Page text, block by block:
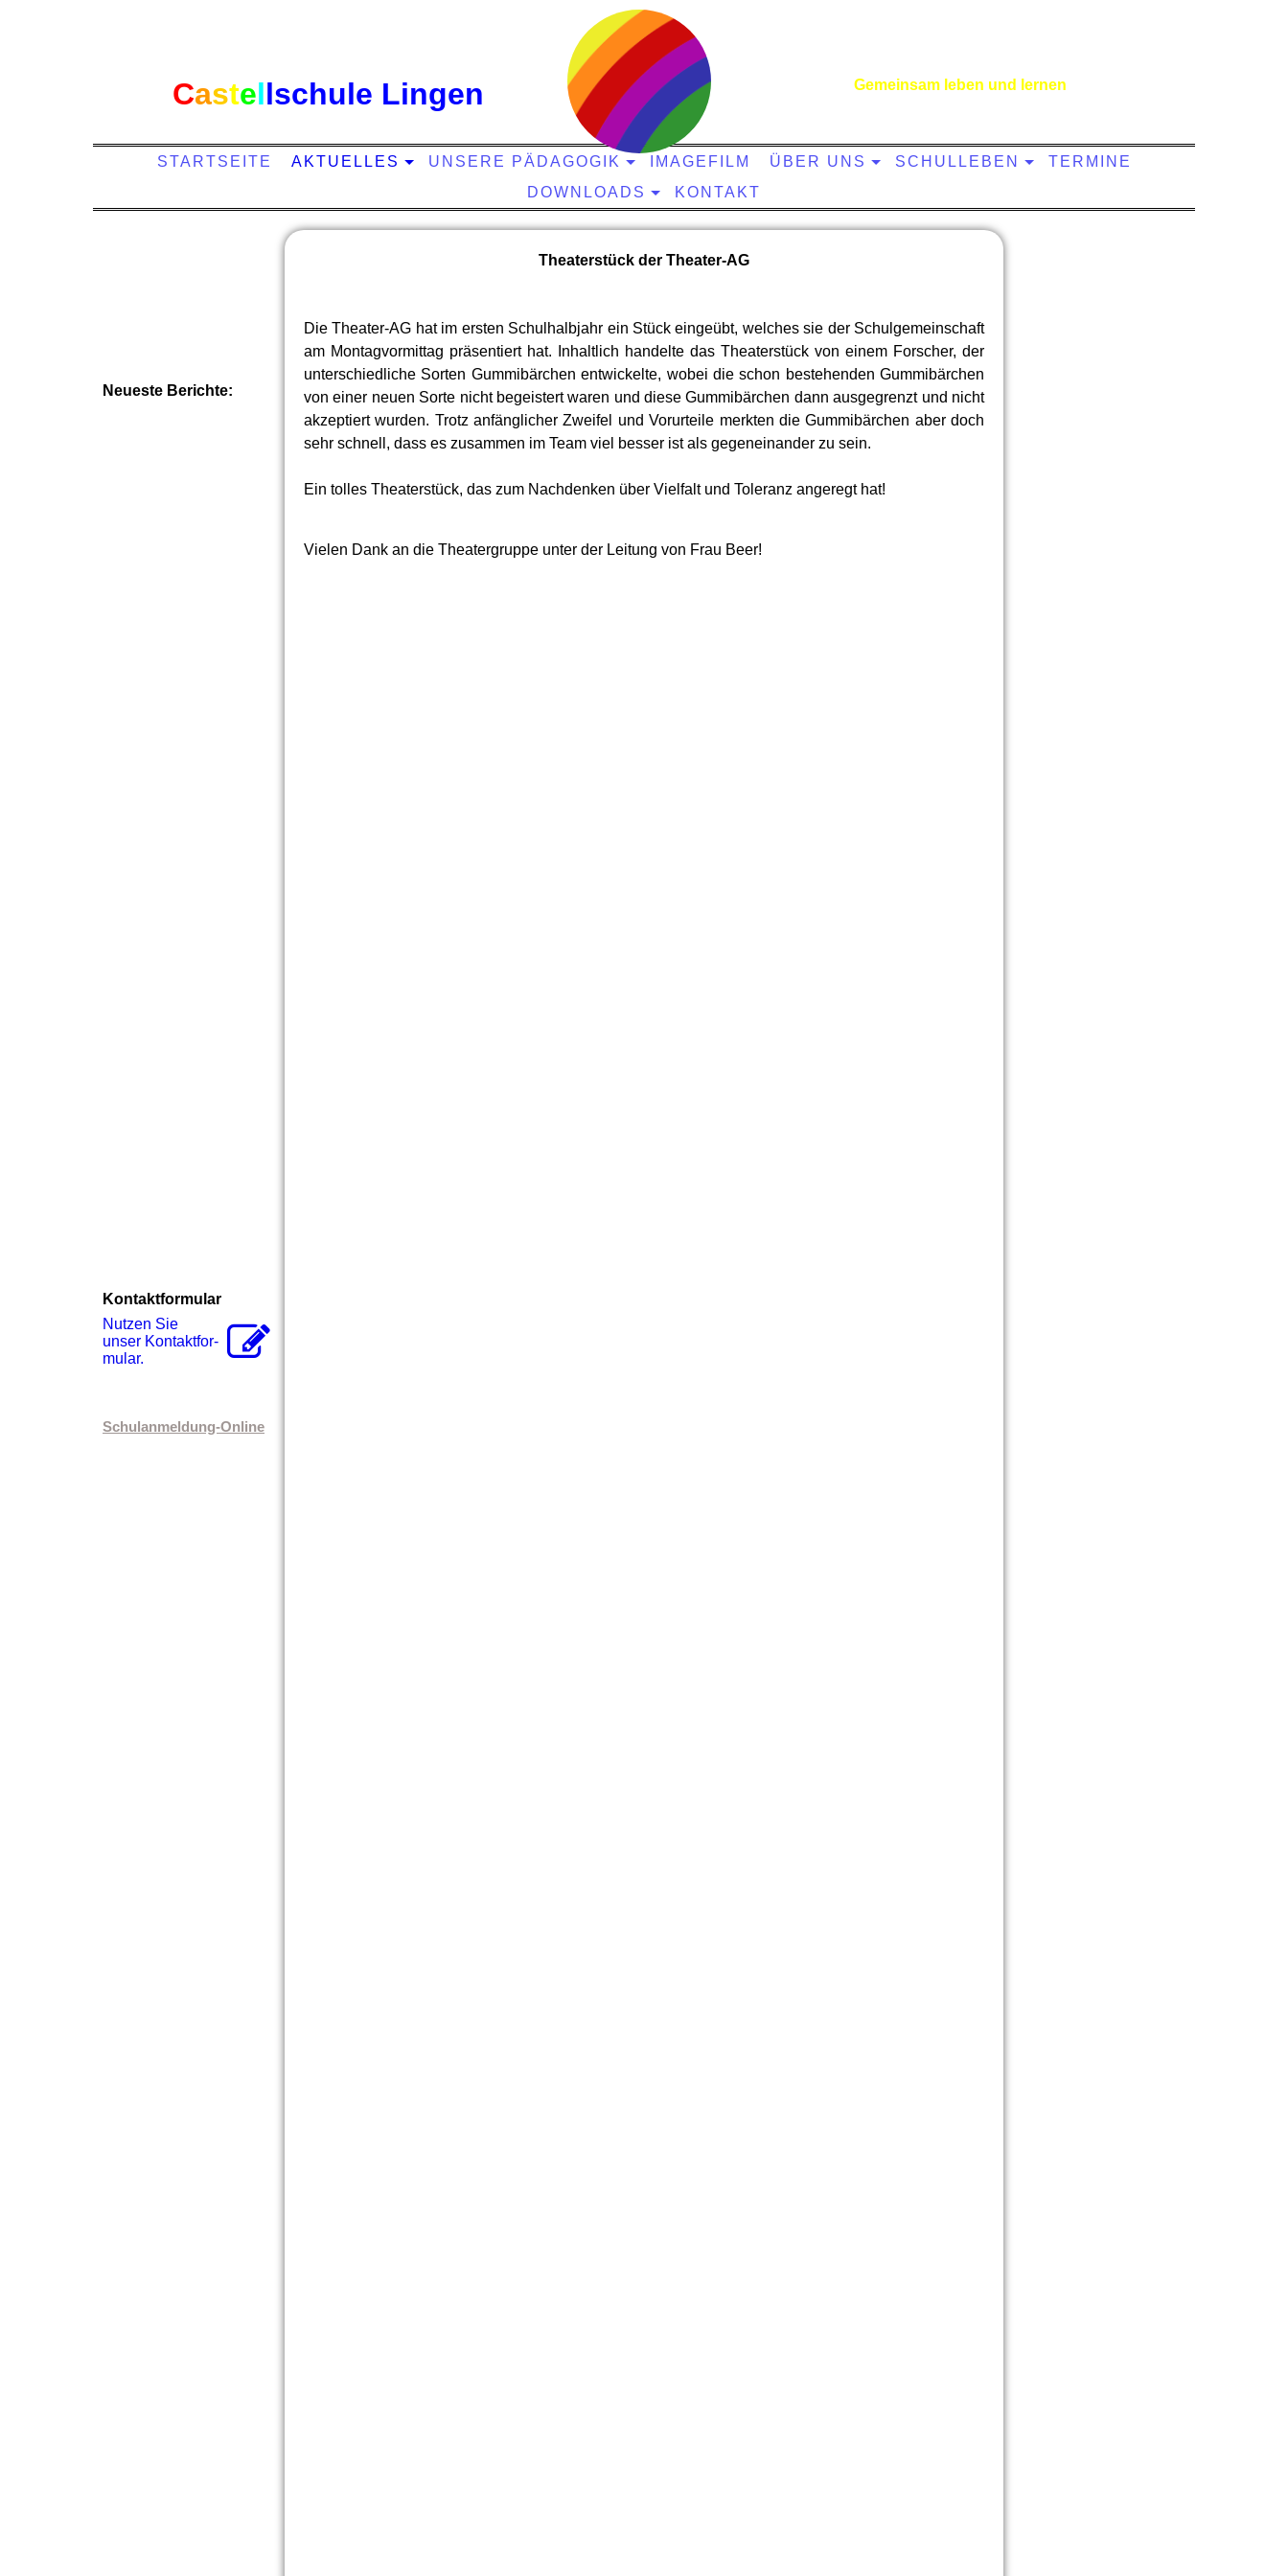
Castellschule Lingen Gemeinsam leben und lernen
STARTSEITE AKTUELLES UNSERE PÄDAGOGIK IMAGEFILM ÜBER UNS SCHULLEBEN
TERMINE
DOWNLOADS
KONTAKT
Theaterstück der Theater-AG
Die Theater-AG hat im ersten Schulhalbjahr ein Stück eingeübt, welches sie der Schulgemeinschaft
am Montagvormittag präsentiert hat. Inhaltlich handelte das Theaterstück von einem Forscher, der
unterschiedliche Sorten Gummibärchen entwickelte, wobei die schon bestehenden Gummibärchen
von einer neuen Sorte nicht begeistert waren und diese Gummibärchen dann ausgegrenzt und nicht
akzeptiert wurden. Trotz anfänglicher Zweifel und Vorurteile merkten die Gummibärchen aber doch
sehr schnell, dass es zusammen im Team viel besser ist als gegeneinander zu sein.
Ein tolles Theaterstück, das zum Nachdenken über Vielfalt und Toleranz angeregt hat!
Vielen Dank an die Theatergruppe unter der Leitung von Frau Beer!
Neueste Berichte:
Kontaktformular
Nutzen Sie
unser Kon­takt­for­
mu­lar.
Schulanmeldung-Online